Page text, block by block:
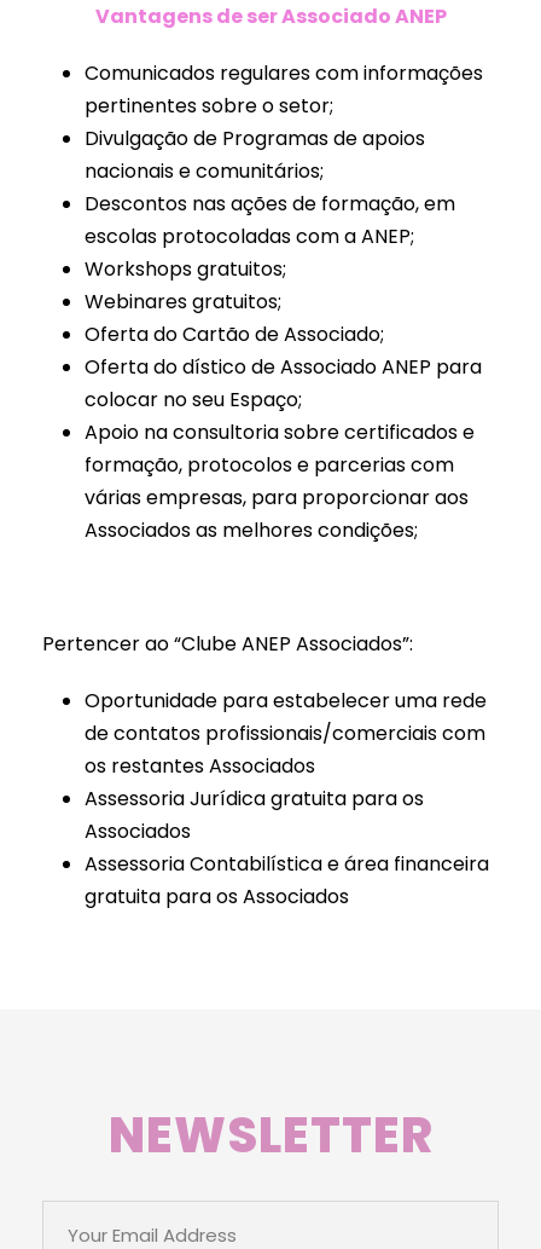
Vantagens de ser Associado ANEP
Comunicados regulares com informações
pertinentes sobre o setor;
Divulgação de Programas de apoios
nacionais e comunitários;
Descontos nas ações de formação, em
escolas protocoladas com a ANEP;
Workshops gratuitos;
Webinares gratuitos;
Oferta do Cartão de Associado;
Oferta do dístico de Associado ANEP para
colocar no seu Espaço;
Apoio na consultoria sobre certificados e
formação, protocolos e parcerias com
várias empresas, para proporcionar aos
Associados as melhores condições;
Pertencer ao “Clube ANEP Associados”:
Oportunidade para estabelecer uma rede
de contatos profissionais/comerciais com
os restantes Associados
Assessoria Jurídica gratuita para os
Associados
Assessoria Contabilística e área financeira
gratuita para os Associados
NEWSLETTER